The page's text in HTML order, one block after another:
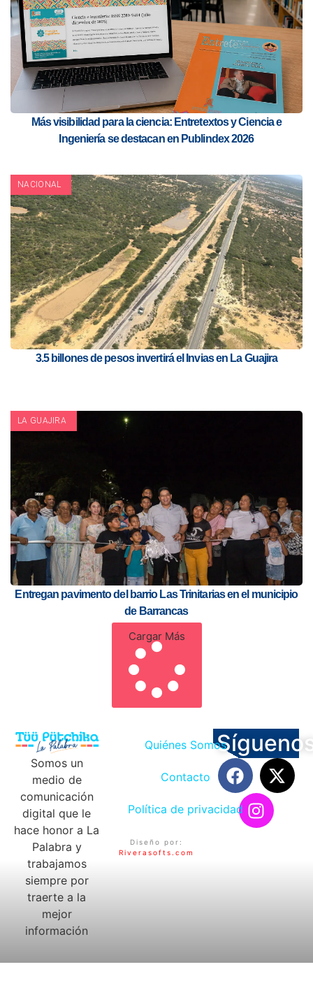
Más visibilidad para la ciencia: Entretextos y Ciencia e
Ingeniería se destacan en Publindex 2026
NACIONAL
3.5 billones de pesos invertirá el Invias en La Guajira
LA GUAJIRA
Entregan pavimento del barrio Las Trinitarias en el municipio
de Barrancas
Cargar Más
Somos un
medio de
comunicación
digital que le
hace honor a La
Palabra y
trabajamos
siempre por
traerte a la
mejor
información
Quiénes Somos
Contacto
Política de privacidad
Diseño por:
Riverasofts.com